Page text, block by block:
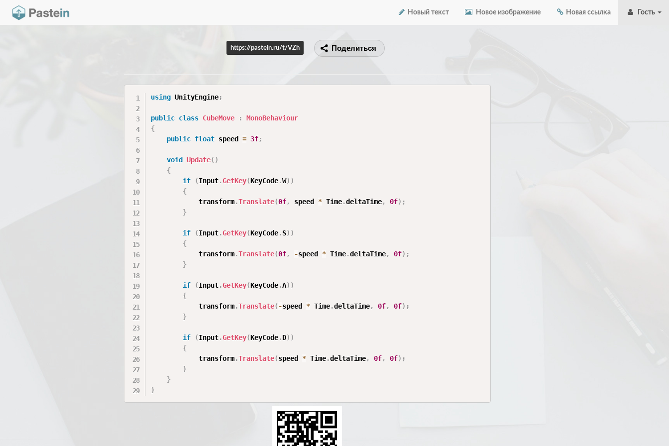
Новый текст Новое изображение Новая ссылка Гость
https://pastein.ru/t/VZh Поделиться
using UnityEngine;
public class CubeMove :
MonoBehaviour
{
public float speed = 3f;
void Update( )
{
if
(Input.GetKey(KeyCode.W) )
{
            transform
.Translate(0f, speed * Time.deltaTime, 0f) ;
}
if (Input.GetKey(KeyCode.S) )
{
            transform
.Translate(0f, -speed * Time.deltaTime, 0f) ;
}
if (Input.GetKey(KeyCode.A) )
{
            transform
.Translate( -speed * Time.deltaTime, 0f, 0f) ;
}
if (Input.GetKey(KeyCode.D) )
{
            transform
.Translate(speed * Time.deltaTime, 0f, 0f) ;
}
}
}